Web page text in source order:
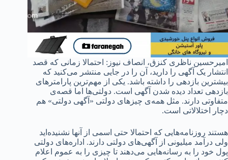
ناظری کنزق، انصاف نیوز: احتمالا زمانی که قصد
یک آگهی را دارید، آن را در جایی منتشر می‌کنید که
بازدهی را داشته باشد. یکی از مهم‌ترین پارامترهای
تعداد دیده شدن آگهی است. دولتی‌ها اما قصه‌ی
دارند. مثل همه‌ی چیزهای دولتی «آگهی دولتی» هم
است.
روزنامه‌هایی که احتمالا حتی اسمی از آنها نشنیده‌اید
میلیونی از آگهی‌های دولتی دارند. اداره‌های دولتی
را به رسانه‌هایی می‌دهند تا چیزی را به عموم اعلام